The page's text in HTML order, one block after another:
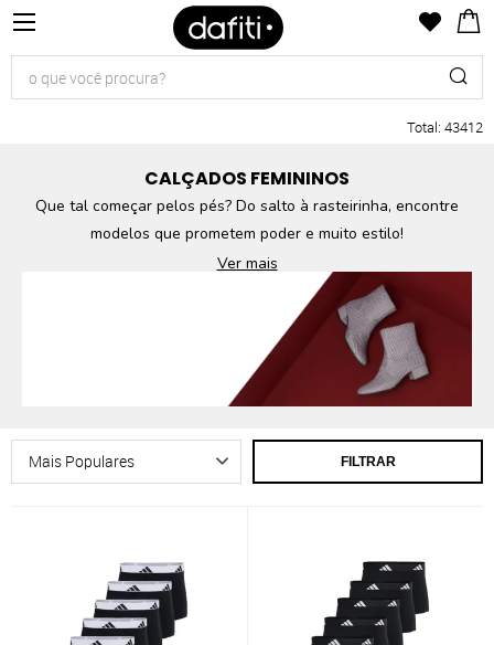
Total: 43412
CALÇADOS FEMININOS
Que tal começar pelos pés? Do salto à rasteirinha, encontre
modelos que prometem poder e muito estilo!
Ver mais
FILTRAR